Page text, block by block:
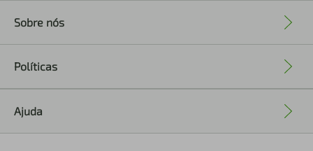
Sobre nós
Políticas
Ajuda